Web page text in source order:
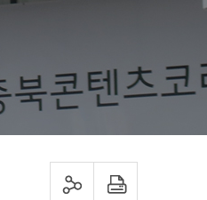
sns 공유하기 프린트하기